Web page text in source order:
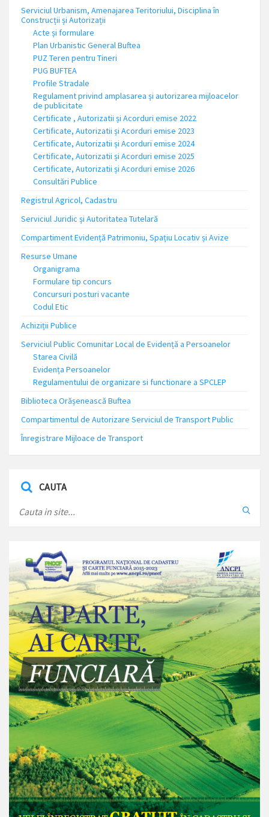
Serviciul Urbanism, Amenajarea Teritoriului, Disciplina în
Construcții și Autorizații
Acte și formulare
Plan Urbanistic General Buftea
PUZ Teren pentru Tineri
PUG BUFTEA
Profile Stradale
Regulament privind amplasarea și autorizarea mijloacelor
de publicitate
Certificate , Autorizatii și Acorduri emise 2022
Certificate, Autorizatii și Acorduri emise 2023
Certificate, Autorizatii și Acorduri emise 2024
Certificate, Autorizatii și Acorduri emise 2025
Certificate, Autorizatii și Acorduri emise 2026
Consultări Publice
Registrul Agricol, Cadastru
Serviciul Juridic și Autoritatea Tutelară
Compartiment Evidență Patrimoniu, Spațiu Locativ și Avize
Resurse Umane
Organigrama
Formulare tip concurs
Concursuri posturi vacante
Codul Etic
Achiziții Publice
Serviciul Public Comunitar Local de Evidență a Persoanelor
Starea Civilă
Evidența Persoanelor
Regulamentului de organizare si functionare a SPCLEP
Biblioteca Orășenească Buftea
Compartimentul de Autorizare Serviciul de Transport Public
Înregistrare Mijloace de Transport
CAUTA